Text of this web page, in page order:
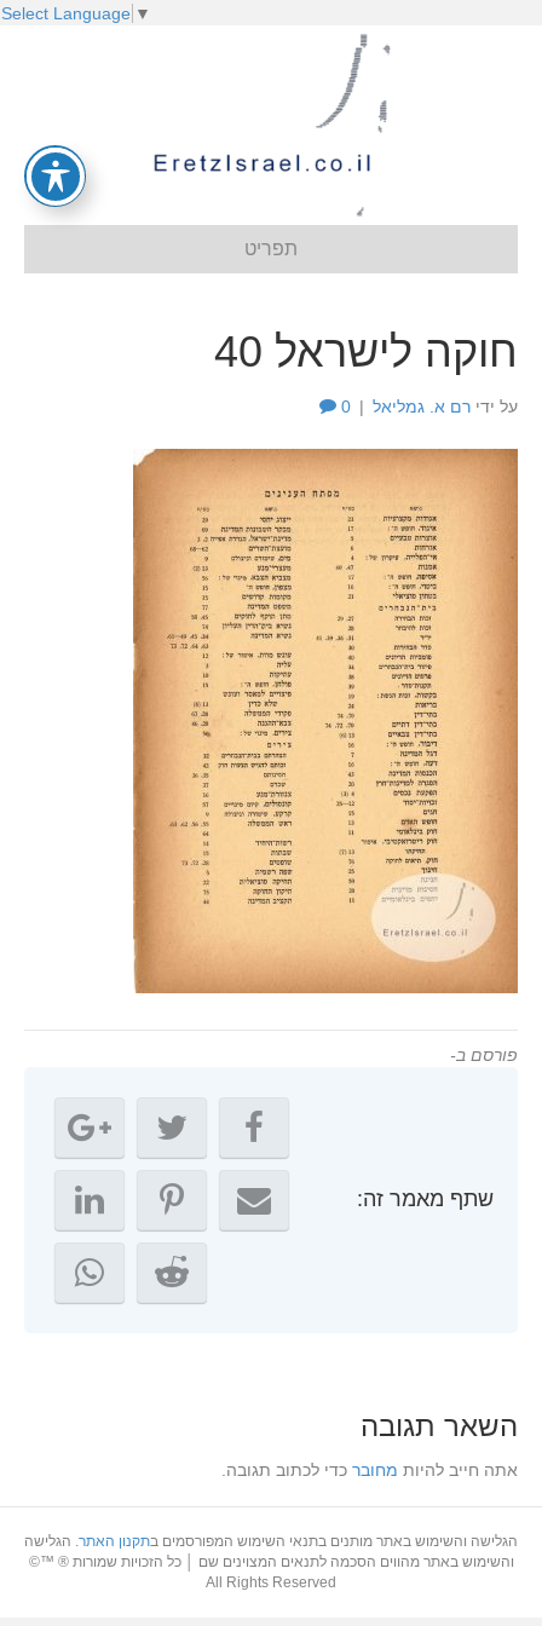
Select Language ▼
תפריט
חוקה לישראל 40
על ידי רם א. גמליאל |
0
פורסם ב-
שתף מאמר זה:
השאר תגובה
אתה חייב להיות מחובר כדי לכתוב תגובה.
הגלישה והשימוש באתר מותנים בתנאי השימוש המפורסמים בתקנון האתר. הגלישה
והשימוש באתר מהווים הסכמה לתנאים המצוינים שם │ כל הזכויות שמורות ® ™©
All Rights Reserved